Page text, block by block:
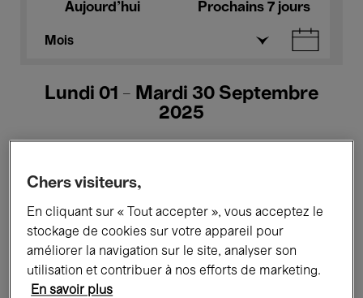
Aujourd'hui Prochains 7 jours
Mois
Lundi 01 - Mardi 30 Septembre
2025
Tous les événements Concerts
Expositions Films Performances
Rencontres & Débats
Chers visiteurs,
En cliquant sur « Tout accepter », vous acceptez le
stockage de cookies sur votre appareil pour
améliorer la navigation sur le site, analyser son
utilisation et contribuer à nos efforts de marketing.
En savoir plus